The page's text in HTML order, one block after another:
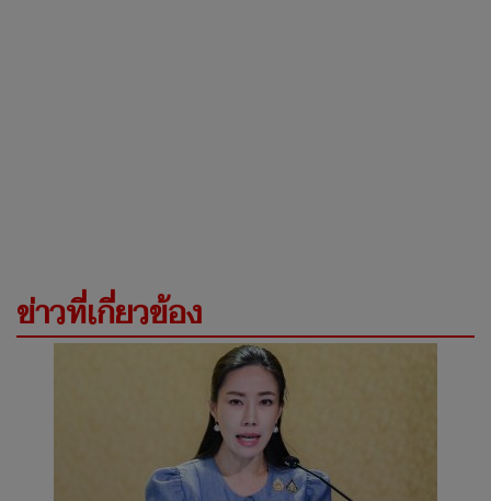
ข่าวที่เกี่ยวข้อง